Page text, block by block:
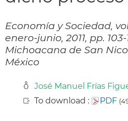
Economía y Sociedad,
enero-junio, 2011, pp.
Michoacana de San
México
José Manuel Frías
To download :
PDF